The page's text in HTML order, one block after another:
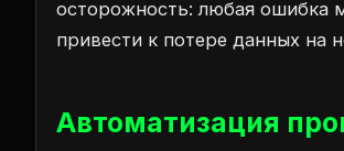
осторожность: любая ошибка
привести к потере данных на
Автоматизация